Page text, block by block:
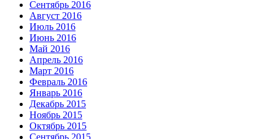
Сентябрь 2016
Август 2016
Июль 2016
Июнь 2016
Май 2016
Апрель 2016
Март 2016
Февраль 2016
Январь 2016
Декабрь 2015
Ноябрь 2015
Октябрь 2015
Сентябрь 2015